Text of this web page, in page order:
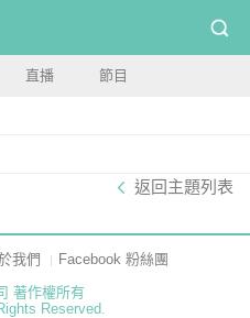
直播 節目
返回主題列表
我們
Facebook 粉絲團
著作權所有
Reserved.